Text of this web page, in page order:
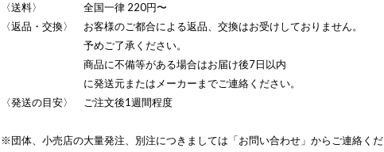
〈送料〉 全国一律 220円〜
〈返品・交換〉 お客様のご都合による返品、交換はお受けしておりません。
予めご了承ください。
商品に不備等がある場合はお届け後7日以内
に発送元またはメーカーまでご連絡ください。
〈発送の目安〉 ご注文後1週間程度
※団体、小売店の大量発注、別注につきましては「お問い合わせ」からご連絡くだ